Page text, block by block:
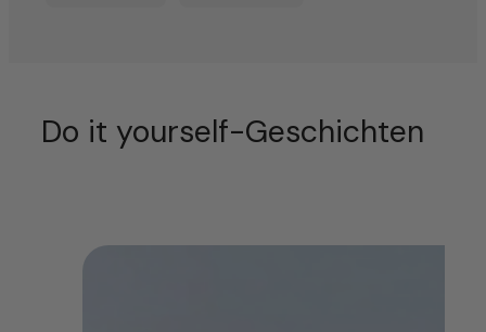
Do it yourself-Geschichten